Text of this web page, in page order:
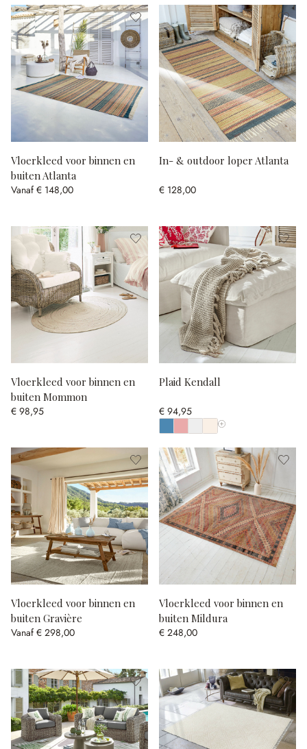
Vloerkleed voor binnen en
buiten Atlanta
Vanaf € 148,00
In- & outdoor loper Atlanta
€ 128,00
Vloerkleed voor binnen en
buiten Mommon
€ 98,95
Plaid Kendall
€ 94,95
Toon alle kleuren
Vloerkleed voor binnen en
buiten Gravière
Vanaf € 298,00
Vloerkleed voor binnen en
buiten Mildura
€ 248,00